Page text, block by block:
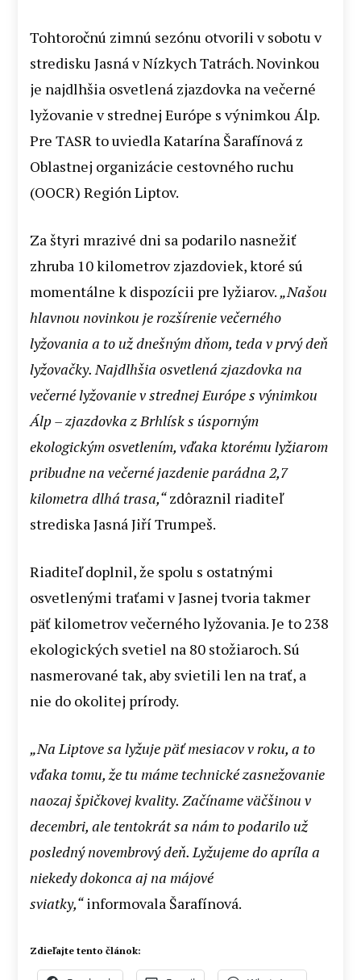
Tohtoročnú zimnú sezónu otvorili v sobotu v
stredisku Jasná v Nízkych Tatrách. Novinkou
je najdlhšia osvetlená zjazdovka na večerné
lyžovanie v strednej Európe s výnimkou Álp.
Pre TASR to uviedla Katarína Šarafínová z
Oblastnej organizácie cestovného ruchu
(OOCR) Región Liptov.
Za štyri mrazivé dni sa podarilo nasnežiť
zhruba 10 kilometrov zjazdoviek, ktoré sú
momentálne k dispozícii pre lyžiarov.„Našou
hlavnou novinkou je rozšírenie večerného
lyžovania a to už dnešným dňom, teda v prvý deň
lyžovačky. Najdlhšia osvetlená zjazdovka na
večerné lyžovanie v strednej Európe s výnimkou
Álp – zjazdovka z Brhlísk s úsporným
ekologickým osvetlením, vďaka ktorému lyžiarom
pribudne na večerné jazdenie parádna 2,7
kilometra dlhá trasa,“zdôraznil riaditeľ
strediska Jasná Jiří Trumpeš.
Riaditeľ doplnil, že spolu s ostatnými
osvetlenými traťami v Jasnej tvoria takmer
päť kilometrov večerného lyžovania. Je to 238
ekologických svetiel na 80 stožiaroch. Sú
nasmerované tak, aby svietili len na trať, a
nie do okolitej prírody.
„Na Liptove sa lyžuje päť mesiacov v roku, a to
vďaka tomu, že tu máme technické zasnežovanie
naozaj špičkovej kvality. Začíname väčšinou v
decembri, ale tentokrát sa nám to podarilo už
posledný novembrový deň. Lyžujeme do apríla a
niekedy dokonca aj na májové
sviatky,“informovala Šarafínová.
Zdieľajte tento článok: